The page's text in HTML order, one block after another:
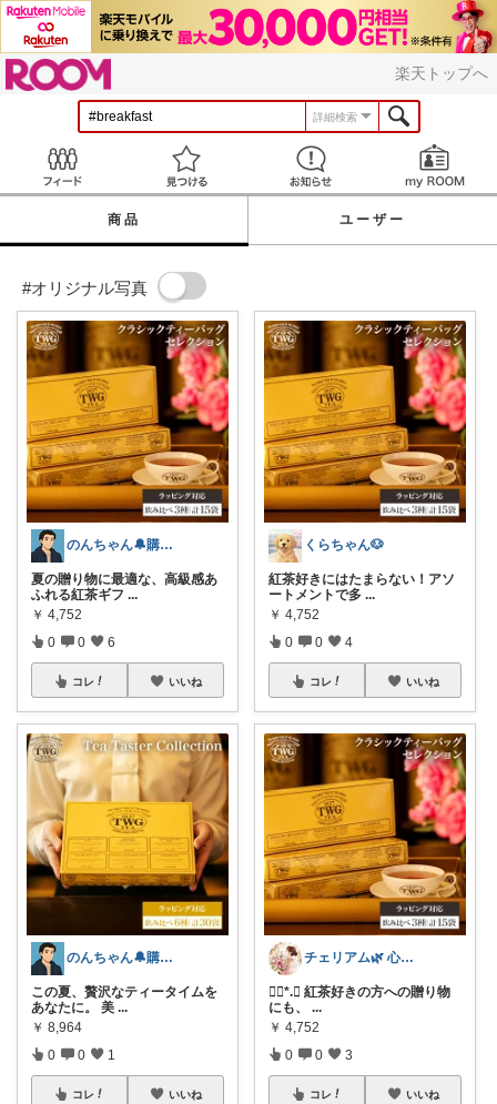
楽天トップへ
詳細検索
見つける お知らせ
商品 ユーザー
#オリジナル写真
のんちゃん🔔購入感謝です✨
夏の贈り物に最適な、高級感あ
ふれる紅茶ギフ ...
￥ 4,752
0 0 6
コレ いいね
のんちゃん🔔購入感謝です✨
この夏、贅沢なティータイムを
あなたに。 美 ...
￥ 8,964
0 0 1
コレ いいね
くらちゃん🐶
紅茶好きにはたまらない！アソ
ートメントで多 ...
￥ 4,752
0 0 4
コレ いいね
チェリアム🌿‬ 心地よい暮らし
❁⃘*.ﾟ 紅茶好きの方への贈り物
にも、
...
￥ 4,752
0 0 3
コレ いいね